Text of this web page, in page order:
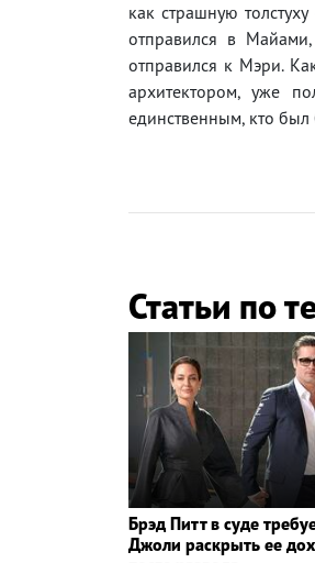
как страшную
отправился в
отправился к Мэри.
архитектором, уже
единственным, кто был
Статьи по
Брэд Питт в суде
Джоли раскрыть ее